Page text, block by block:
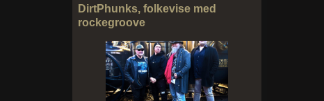
DirtPhunks, folkevise med
rockegroove